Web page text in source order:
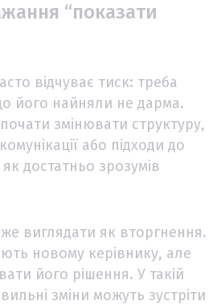
“показати
відчуває тиск: треба
його найняли не дарма.
змінювати структуру,
або підходи до
достатньо зрозумів
виглядати як вторгнення.
новому керівнику, але
його рішення. У такій
зміни можуть зустріти